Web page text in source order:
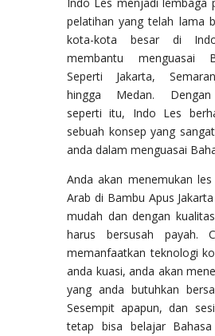
Indo Les menjadi lembaga
pelatihan yang telah lama
kota-kota besar di
membantu menguasai
Seperti Jakarta,
hingga Medan. Dengan
seperti itu, Indo Les
sebuah konsep yang
anda dalam menguasai
Anda akan menemukan
Arab di Bambu Apus
mudah dan dengan
harus bersusah payah.
memanfaatkan teknologi
anda kuasi, anda akan
yang anda butuhkan
Sesempit apapun, dan
tetap bisa belajar